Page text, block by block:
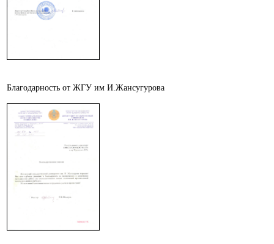
Благодарность от ЖГУ им И.Жансугурова